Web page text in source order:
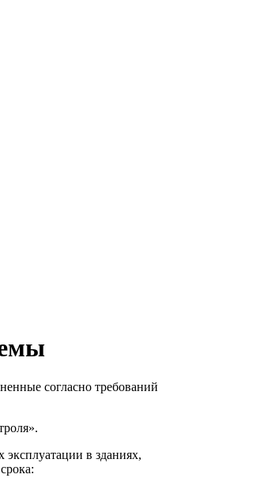
согласно требований
в зданиях,